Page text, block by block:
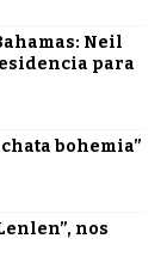
Neil
para
bohemia”
nos